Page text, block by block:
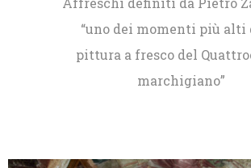
“uno dei momenti più alti
pittura a fresco del
marchigiano”